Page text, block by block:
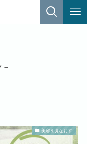
–
美容を見なおす